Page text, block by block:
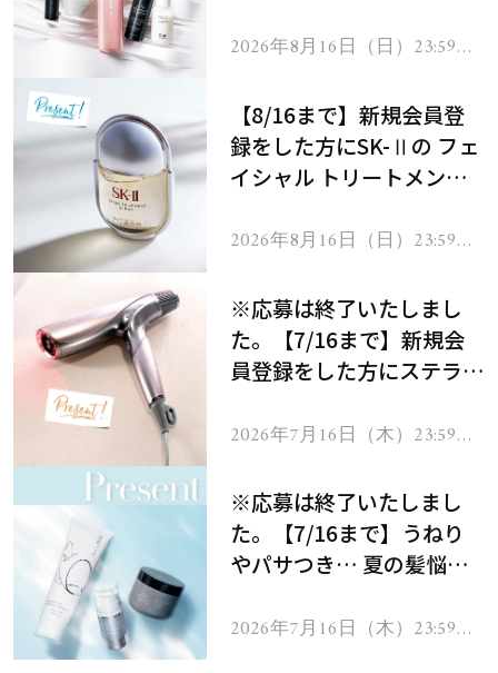
2026年8月16日（日）23:59ま
【8/16まで】新規会員登
録をした方にSK-Ⅱの フェ
イシャル トリートメント
2026年8月16日（日）23:59ま
※応募は終了いたしまし
た。【7/16まで】新規会
員登録をした方にステラボ
ヘアドライヤー ジュエル
2026年7月16日（木）23:59ま
※応募は終了いたしまし
た。【7/16まで】うねり
やパサつき… 夏の髪悩み
ムを13名様にプレゼン
2026年7月16日（木）23:59ま